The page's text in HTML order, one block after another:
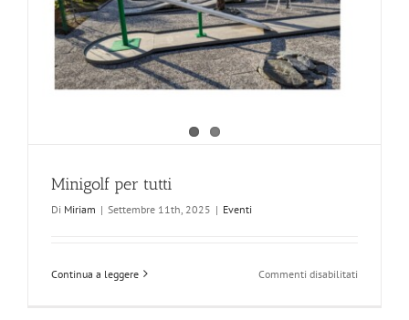
Minigolf per tutti
Di Miriam | Settembre 11th, 2025 | Eventi
Continua a leggere Commenti disabilitati